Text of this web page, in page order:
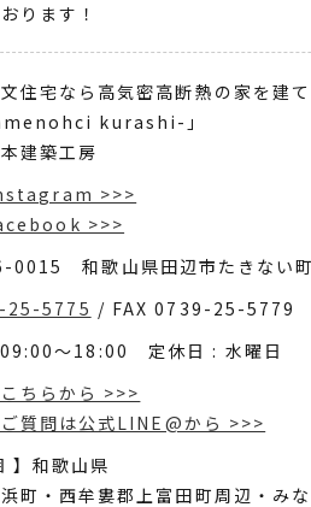
ります！
住宅なら高気密高断熱の家を建て
kurashi-」
建築工房
>>>
>>>
0015 和歌山県田辺市たきない
25-5775 / FAX 0739-25-5779
～18:00 定休日 : 水曜日
ちらから >>>
質問は公式LINE@から >>>
】和歌山県
町・西牟婁郡上富田町周辺・み